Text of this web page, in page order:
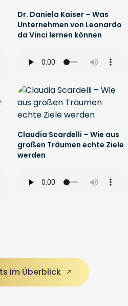
Dr. Daniela Kaiser – Was
Unternehmen von Leonardo
da Vinci lernen können
Claudia Scardelli – Wie aus
großen Träumen echte Ziele
werden
im Überblick